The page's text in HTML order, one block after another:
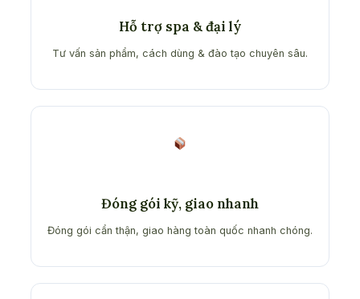
Hỗ trợ spa & đại lý
Tư vấn sản phẩm, cách dùng & đào tạo chuyên sâu.
Đóng gói kỹ, giao nhanh
Đóng gói cẩn thận, giao hàng toàn quốc nhanh chóng.